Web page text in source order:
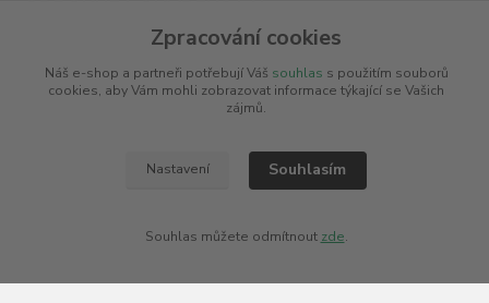
Potřebujete poradit s výběrem? Neváhejte se zeptat
+420 606 266 566
Zpracování cookies
Náš e-shop a partneři potřebují Váš souhlas s použitím souborů
cookies, aby Vám mohli zobrazovat informace týkající se Vašich
zájmů.
Nastavení Souhlasím
Souhlas můžete odmítnout zde.